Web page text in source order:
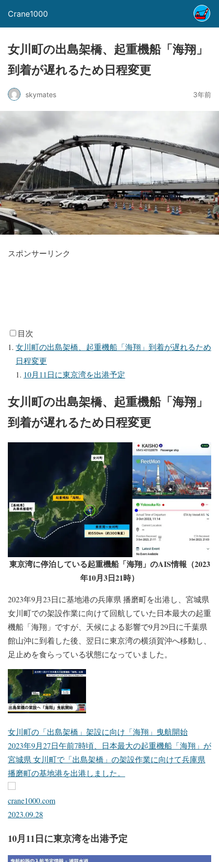
Crane1000
女川町の出島架橋、起重機船「海翔」
到着が遅れるため日程変更
skymates 3年前
スポンサーリンク
目次
女川町の出島架橋、起重機船「海翔」到着が遅れるため
日程変更
10月11日に東京湾を出港予定
女川町の出島架橋、起重機船「海翔」
到着が遅れるため日程変更
東京湾に停泊している起重機船「海翔」のAIS情報（2023
年10月3日21時）
2023年9月23日に基地港の兵庫県 播磨町を出港し、宮城県
女川町での架設作業に向けて回航していた日本最大の起重
機船「海翔」ですが、天候による影響で9月29日に千葉県
館山沖に到着した後、翌日に東京湾の横須賀沖へ移動し、
足止めを食らっている状態になっていました。
女川町の「出島架橋」架設に向け「海翔」曳航開始
2023年9月27日午前7時頃、日本最大の起重機船「海翔」が
宮城県 女川町で「出島架橋」の架設作業に向けて兵庫県
播磨町の基地港を出港しました。
crane1000.com
2023.09.28
10月11日に東京湾を出港予定